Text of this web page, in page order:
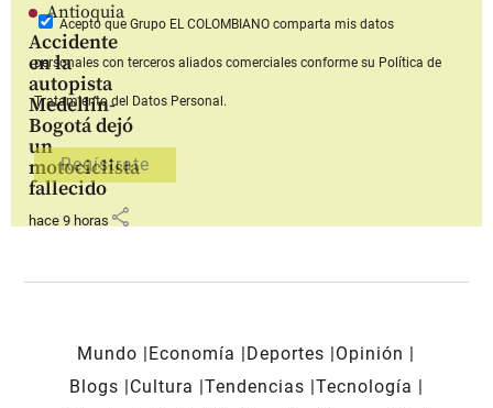
Antioquia
Accidente
en la
autopista
Medellín-
Bogotá dejó
un
motociclista
fallecido
hace 9 horas share
Acepto que Grupo EL COLOMBIANOcomparta mis datos
personales con terceros aliados comerciales conforme su Política de
Tratamiento del Datos Personal.
Mundo Economía Deportes
Opinión
Blogs
Cultura Tendencias Tecnología